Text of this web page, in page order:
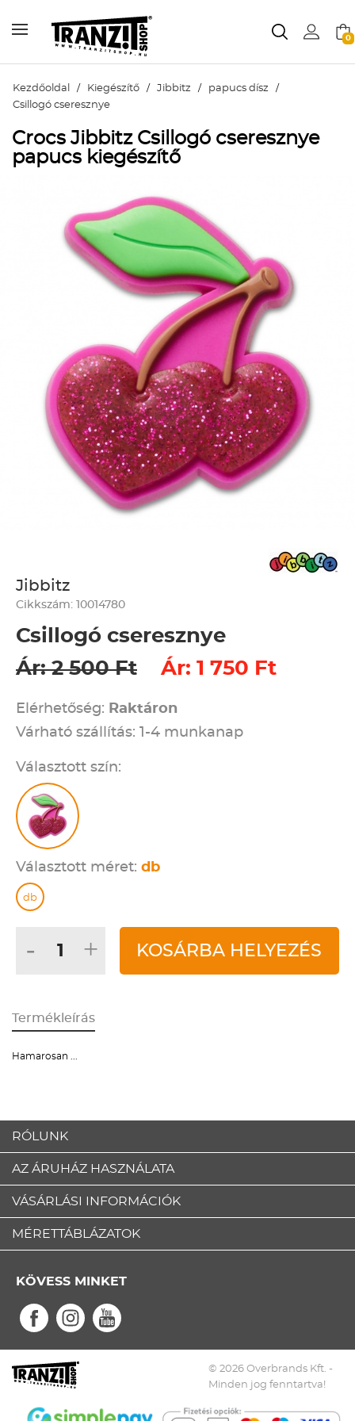
0
Kezdőoldal / Kiegészítő / Jibbitz / papucs dísz /
Csillogó cseresznye
Crocs Jibbitz Csillogó cseresznye
papucs kiegészítő
Jibbitz
Cikkszám: 10014780
Csillogó cseresznye
Ár: 2 500 Ft
Ár: 1 750 Ft
Elérhetőség: Raktáron
Várható szállítás: 1-4 munkanap
Választott szín:
Választott méret: db
db
- + KOSÁRBA HELYEZÉS
Termékleírás
Hamarosan ...
RÓLUNK
AZ ÁRUHÁZ HASZNÁLATA
VÁSÁRLÁSI INFORMÁCIÓK
MÉRETTÁBLÁZATOK
KÖVESS MINKET
© 2026 Overbrands Kft. -
Minden jog fenntartva!